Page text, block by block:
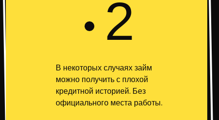
2
В некоторых случаях займ
можно получить с плохой
кредитной историей. Без
официального места работы.